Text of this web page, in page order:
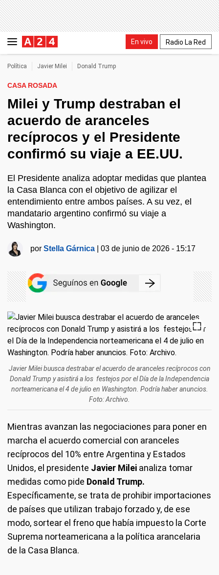
En vivo Radio La Red
Política Javier Milei Donald Trump
CASA ROSADA
Milei y Trump destraban el
acuerdo de aranceles
recíprocos y el Presidente
confirmó su viaje a EE.UU.
El Presidente analiza adoptar medidas que plantea
la Casa Blanca con el objetivo de agilizar el
entendimiento entre ambos países. A su vez, el
mandatario argentino confirmó su viaje a
Washington.
porStella Gárnica |03 de junio de 2026 - 15:17
Javier Milei buusca destrabar el acuerdo de aranceles recíprocos con
Donald Trump y asistirá a los festejos por el Día de la Independencia
norteamericana el 4 de julio en Washington. Podría haber anuncios.
Foto: Archivo.
Mientras avanzan las negociaciones para poner en
marcha el acuerdo comercial con aranceles
recíprocos del 10% entre Argentina y Estados
Unidos, el presidente Javier Milei analiza tomar
medidas como pide Donald Trump.
Específicamente, se trata de prohibir importaciones
de países que utilizan trabajo forzado y, de ese
modo, sortear el freno que había impuesto la Corte
Suprema norteamericana a la política arancelaria
de la Casa Blanca.